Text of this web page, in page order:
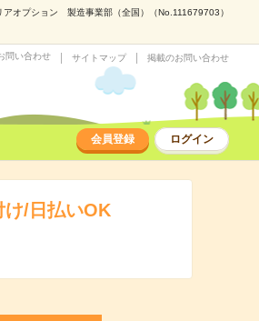
アオプション 製造事業部（全国）（No.111679703）
問い合わせ サイトマップ 掲載のお問い合わせ
会員登録 ログイン
け/日払いOK